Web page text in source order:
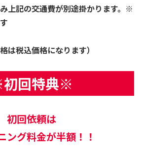
上記の交通費が別途掛かります。※
格は税込価格になります）
回特典※
初回依頼は
ング料金が半額！！